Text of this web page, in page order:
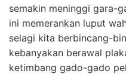
semakin meninggi gara-
ini memerankan luput
selagi kita berbincang-
kebanyakan berawal
ketimbang gado-gado